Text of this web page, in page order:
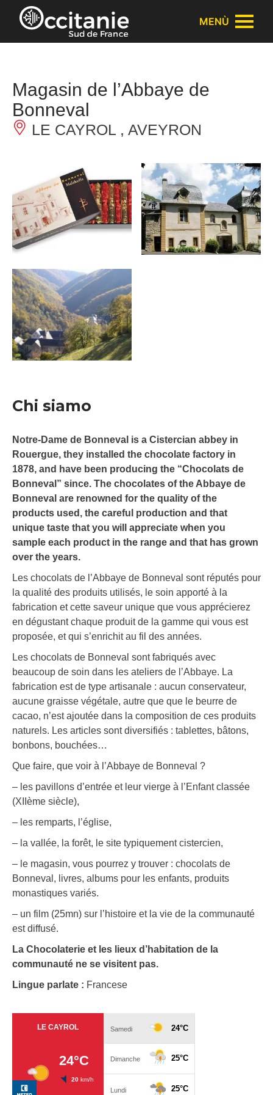
Pannello di gestione dei cookies
MENÙ
Magasin de l’Abbaye de
Bonneval
LE CAYROL , AVEYRON
Chi siamo
Notre-Dame de Bonneval is a Cistercian abbey in
Rouergue, they installed the chocolate factory in
1878, and have been producing the “Chocolats de
Bonneval” since. The chocolates of the Abbaye de
Bonneval are renowned for the quality of the
products used, the careful production and that
unique taste that you will appreciate when you
sample each product in the range and that has grown
over the years.
Les chocolats de l’Abbaye de Bonneval sont réputés pour
la qualité des produits utilisés, le soin apporté à la
fabrication et cette saveur unique que vous apprécierez
en dégustant chaque produit de la gamme qui vous est
proposée, et qui s’enrichit au fil des années.
Les chocolats de Bonneval sont fabriqués avec
beaucoup de soin dans les ateliers de l’Abbaye. La
fabrication est de type artisanale : aucun conservateur,
aucune graisse végétale, autre que que le beurre de
cacao, n’est ajoutée dans la composition de ces produits
naturels. Les articles sont diversifiés : tablettes, bâtons,
bonbons, bouchées…
Que faire, que voir à l’Abbaye de Bonneval ?
– les pavillons d’entrée et leur vierge à l’Enfant classée
(XIIème siècle),
– les remparts, l’église,
– la vallée, la forêt, le site typiquement cistercien,
– le magasin, vous pourrez y trouver : chocolats de
Bonneval, livres, albums pour les enfants, produits
monastiques variés.
– un film (25mn) sur l’histoire et la vie de la communauté
est diffusé.
La Chocolaterie et les lieux d’habitation de la
communauté ne se visitent pas.
Lingue parlate : Francese